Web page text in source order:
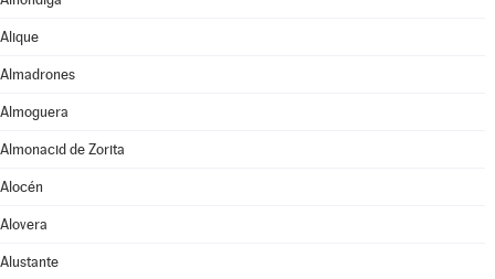
Alique
Almadrones
Almoguera
Almonacid de Zorita
Alocén
Alovera
Alustante